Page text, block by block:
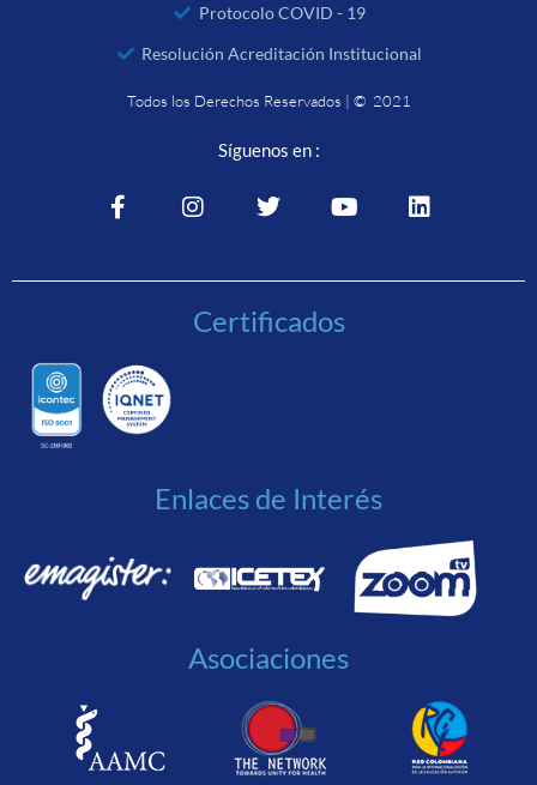
Protocolo COVID - 19
Resolución Acreditación Institucional
Todos los Derechos Reservados | © 2021
Síguenos en :
Certificados
Enlaces de Interés
Asociaciones